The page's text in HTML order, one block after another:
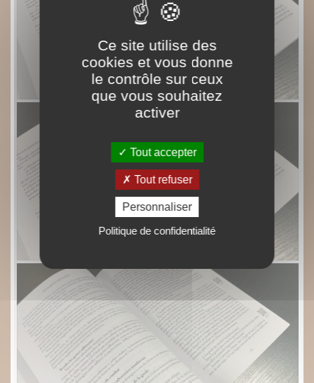
Ce site utilise des
cookies et vous donne
le contrôle sur ceux
que vous souhaitez
activer
Tout accepter
Tout refuser
Personnaliser
Politique de confidentialité